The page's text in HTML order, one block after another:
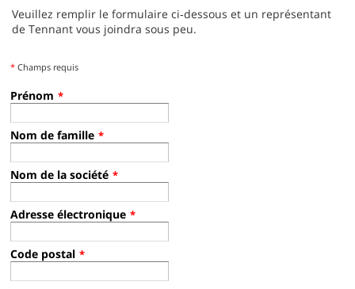
Veuillez remplir le formulaire ci‑dessous et un représentant
de Tennant vous joindra sous peu.
* Champs requis
Prénom *
Nom de famille *
Nom de la société *
Adresse électronique *
Code postal *